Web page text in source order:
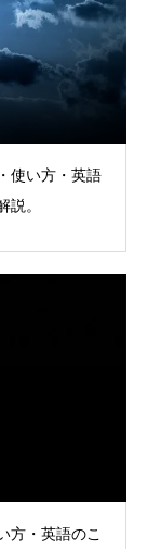
使い方・英語
。
方・英語のこ